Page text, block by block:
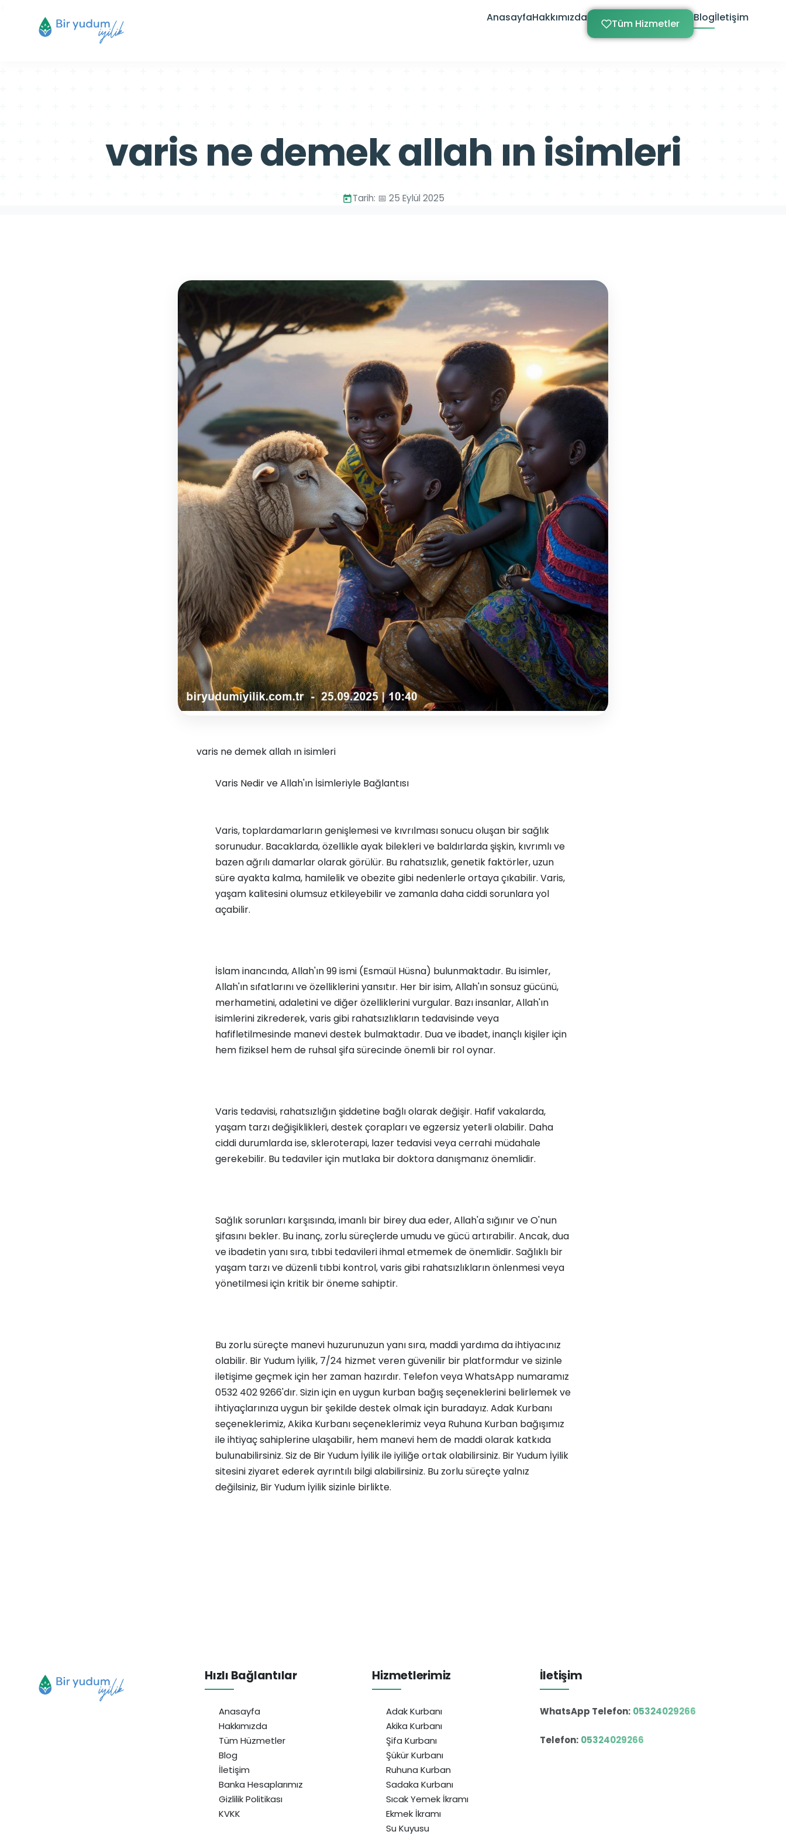
AnasayfaHakkımızda Tüm Hizmetler Blogİletişim
varis ne demek allah ın isimleri
Tarih: 📅 25 Eylül 2025
varis ne demek allah ın isimleri
Varis Nedir ve Allah'ın İsimleriyle Bağlantısı
Varis, toplardamarların genişlemesi ve kıvrılması sonucu oluşan bir sağlık
sorunudur. Bacaklarda, özellikle ayak bilekleri ve baldırlarda şişkin, kıvrımlı ve
bazen ağrılı damarlar olarak görülür. Bu rahatsızlık, genetik faktörler, uzun
süre ayakta kalma, hamilelik ve obezite gibi nedenlerle ortaya çıkabilir. Varis,
yaşam kalitesini olumsuz etkileyebilir ve zamanla daha ciddi sorunlara yol
açabilir.
İslam inancında, Allah'ın 99 ismi (Esmaül Hüsna) bulunmaktadır. Bu isimler,
Allah'ın sıfatlarını ve özelliklerini yansıtır. Her bir isim, Allah'ın sonsuz gücünü,
merhametini, adaletini ve diğer özelliklerini vurgular. Bazı insanlar, Allah'ın
isimlerini zikrederek, varis gibi rahatsızlıkların tedavisinde veya
hafifletilmesinde manevi destek bulmaktadır. Dua ve ibadet, inançlı kişiler için
hem fiziksel hem de ruhsal şifa sürecinde önemli bir rol oynar.
Varis tedavisi, rahatsızlığın şiddetine bağlı olarak değişir. Hafif vakalarda,
yaşam tarzı değişiklikleri, destek çorapları ve egzersiz yeterli olabilir. Daha
ciddi durumlarda ise, skleroterapi, lazer tedavisi veya cerrahi müdahale
gerekebilir. Bu tedaviler için mutlaka bir doktora danışmanız önemlidir.
Sağlık sorunları karşısında, imanlı bir birey dua eder, Allah'a sığınır ve O'nun
şifasını bekler. Bu inanç, zorlu süreçlerde umudu ve gücü artırabilir. Ancak, dua
ve ibadetin yanı sıra, tıbbi tedavileri ihmal etmemek de önemlidir. Sağlıklı bir
yaşam tarzı ve düzenli tıbbi kontrol, varis gibi rahatsızlıkların önlenmesi veya
yönetilmesi için kritik bir öneme sahiptir.
Bu zorlu süreçte manevi huzurunuzun yanı sıra, maddi yardıma da ihtiyacınız
olabilir. Bir Yudum İyilik, 7/24 hizmet veren güvenilir bir platformdur ve sizinle
iletişime geçmek için her zaman hazırdır. Telefon veya WhatsApp numaramız
0532 402 9266'dır. Sizin için en uygun kurban bağış seçeneklerini belirlemek ve
ihtiyaçlarınıza uygun bir şekilde destek olmak için buradayız. Adak Kurbanı
seçeneklerimiz,Akika Kurbanıseçeneklerimiz veya Ruhuna Kurban bağışımız
ile ihtiyaç sahiplerine ulaşabilir, hem manevi hem de maddi olarak katkıda
bulunabilirsiniz. Siz de Bir Yudum İyilik ile iyiliğe ortak olabilirsiniz. Bir Yudum İyilik
sitesini ziyaret ederek ayrıntılı bilgi alabilirsiniz. Bu zorlu süreçte yalnız
değilsiniz, Bir Yudum İyilik sizinle birlikte.
Hızlı Bağlantılar
Anasayfa
Hakkımızda
Tüm Hüzmetler
Blog
İletişim
Banka Hesaplarımız
Gizlilik Politikası
KVKK
Hizmetlerimiz
Adak Kurbanı
Akika Kurbanı
Şifa Kurbanı
Şükür Kurbanı
Ruhuna Kurban
Sadaka Kurbanı
Sıcak Yemek İkramı
Ekmek İkramı
Su Kuyusu
İletişim
WhatsApp Telefon: 05324029266
Telefon: 05324029266